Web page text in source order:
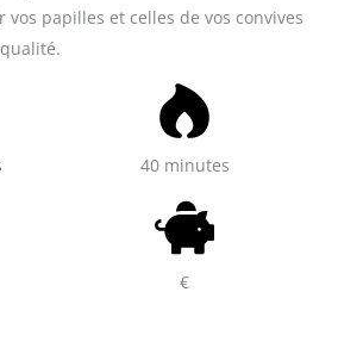
papilles et celles de vos convives
40 minutes
€